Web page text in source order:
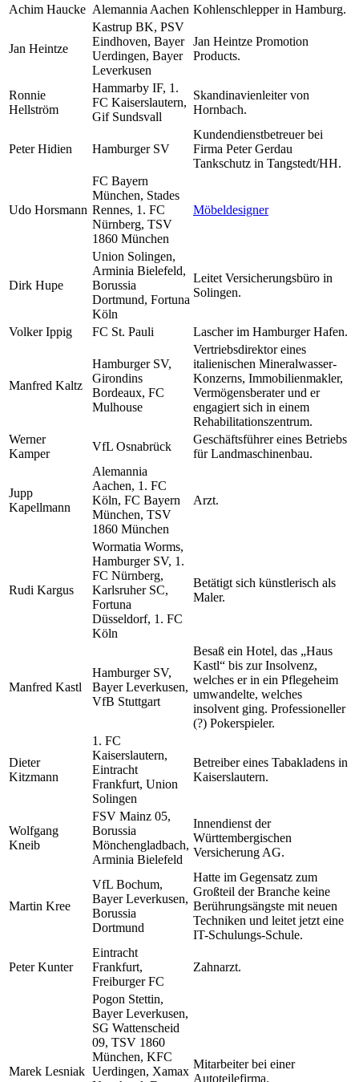
Achim Haucke Alemannia Aachen Kohlenschlepper in Hamburg.
Jan Heintze
Kastrup BK, PSV
Eindhoven, Bayer
Uerdingen, Bayer
Leverkusen
Jan Heintze Promotion
Products.
Ronnie
Hellström
Hammarby IF, 1.
FC Kaiserslautern,
Gif Sundsvall
Skandinavienleiter von
Hornbach.
Peter Hidien Hamburger SV
Kundendienstbetreuer bei
Firma Peter Gerdau
Tankschutz in Tangstedt/HH.
Udo Horsmann
FC Bayern
München, Stades
Rennes, 1. FC
Nürnberg, TSV
1860 München
Möbeldesigner
Dirk Hupe
Union Solingen,
Arminia Bielefeld,
Borussia
Dortmund, Fortuna
Köln
Leitet Versicherungsbüro in
Solingen.
Volker Ippig FC St. Pauli Lascher im Hamburger Hafen.
Manfred Kaltz
Hamburger SV,
Girondins
Bordeaux, FC
Mulhouse
Vertriebsdirektor eines
italienischen Mineralwasser-
Konzerns, Immobilienmakler,
Vermögensberater und er
engagiert sich in einem
Rehabilitationszentrum.
Werner
Kamper
VfL Osnabrück
Geschäftsführer eines Betriebs
für Landmaschinenbau.
Jupp
Kapellmann
Alemannia
Aachen, 1. FC
Köln, FC Bayern
München, TSV
1860 München
Arzt.
Rudi Kargus
Wormatia Worms,
Hamburger SV, 1.
FC Nürnberg,
Karlsruher SC,
Fortuna
Düsseldorf, 1. FC
Köln
Betätigt sich künstlerisch als
Maler.
Manfred Kastl
Hamburger SV,
Bayer Leverkusen,
VfB Stuttgart
Besaß ein Hotel, das „Haus
Kastl“ bis zur Insolvenz,
welches er in ein Pflegeheim
umwandelte, welches
insolvent ging. Professioneller
(?) Pokerspieler.
Dieter
Kitzmann
1. FC
Kaiserslautern,
Eintracht
Frankfurt, Union
Solingen
Betreiber eines Tabakladens in
Kaiserslautern.
Wolfgang
Kneib
FSV Mainz 05,
Borussia
Mönchengladbach,
Arminia Bielefeld
Innendienst der
Württembergischen
Versicherung AG.
Martin Kree
VfL Bochum,
Bayer Leverkusen,
Borussia
Dortmund
Hatte im Gegensatz zum
Großteil der Branche keine
Berührungsängste mit neuen
Techniken und leitet jetzt eine
IT-Schulungs-Schule.
Peter Kunter
Eintracht
Frankfurt,
Freiburger FC
Zahnarzt.
Marek Lesniak
Pogon Stettin,
Bayer Leverkusen,
SG Wattenscheid
09, TSV 1860
München, KFC
Uerdingen, Xamax
Mitarbeiter bei einer
Autoteilefirma.